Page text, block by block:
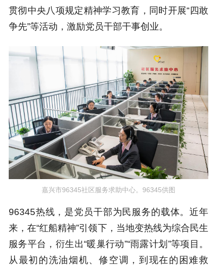
贯彻中央八项规定精神学习教育，同时开展“四敢
争先”等活动，激励党员干部干事创业。
嘉兴市96345社区服务求助中心。96345供图
96345热线，是党员干部为民服务的载体。近年
来，在“红船精神”引领下，当地变热线为综合民生
服务平台，衍生出“暖巢行动”“雨露计划”等项目。
从最初的洗油烟机、修空调，到现在的困难救